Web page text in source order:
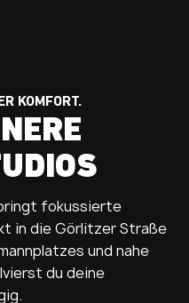
KOMFORT.
fokussierte
in die Görlitzer Straße
und nahe
du deine